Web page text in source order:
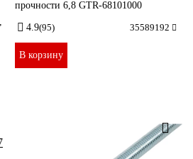
прочности 6,8 GTR-68101000
4.9(95) 35589192
В корзину